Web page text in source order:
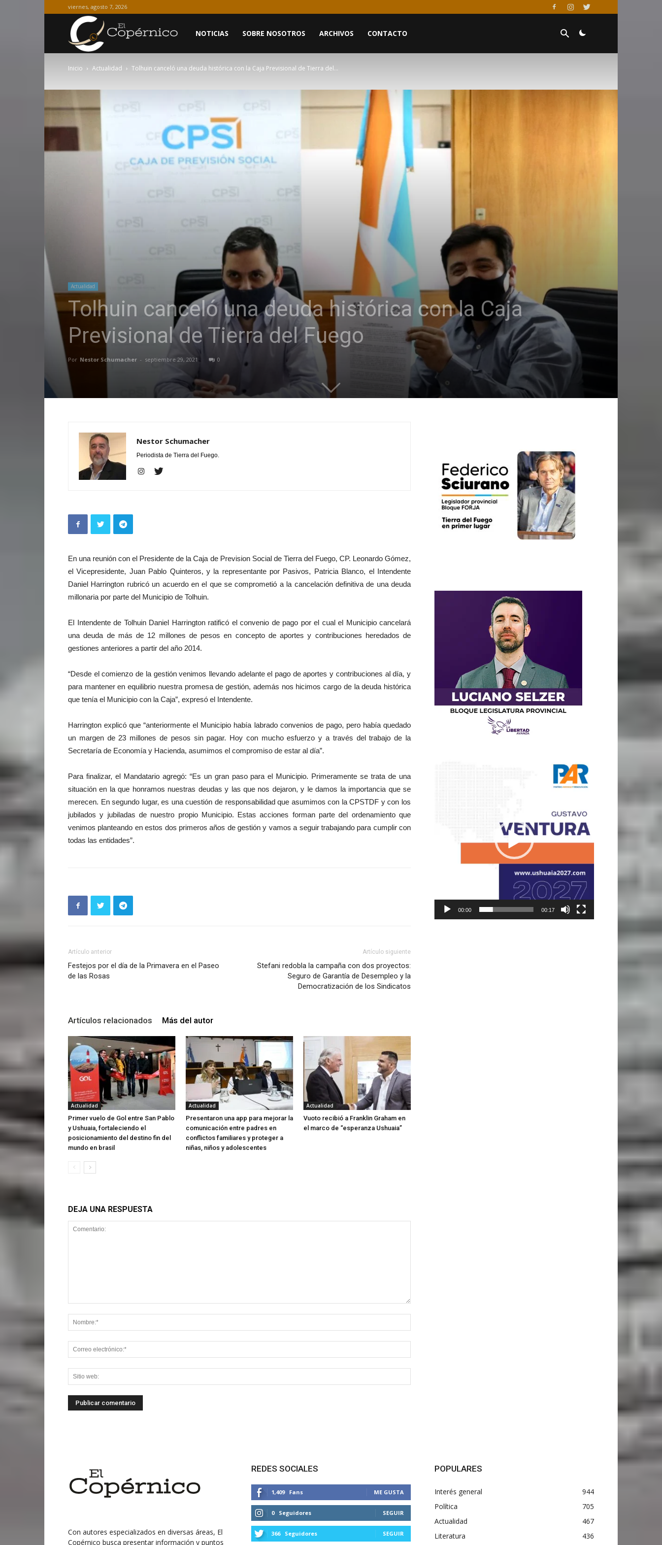
viernes, agosto 7, 2026
Copérnico
NOTICIAS SOBRE NOSOTROS ARCHIVOS CONTACTO
Inicio Actualidad Tolhuin canceló una deuda histórica con la Caja Previsional de Tierra del...
Actualidad
Tolhuin canceló una deuda histórica con la Caja
Previsional de Tierra del Fuego
Por Nestor Schumacher - septiembre 29, 2021 0
Nestor Schumacher
Periodista de Tierra del Fuego.
En una reunión con el Presidente de la Caja de Prevision Social de Tierra del Fuego, CP. Leonardo Gómez,
el Vicepresidente, Juan Pablo Quinteros, y la representante por Pasivos, Patricia Blanco, el Intendente
Daniel Harrington rubricó un acuerdo en el que se comprometió a la cancelación definitiva de una deuda
millonaria por parte del Municipio de Tolhuin.
El Intendente de Tolhuin Daniel Harrington ratificó el convenio de pago por el cual el Municipio cancelará
una deuda de más de 12 millones de pesos en concepto de aportes y contribuciones heredados de
gestiones anteriores a partir del año 2014.
“Desde el comienzo de la gestión venimos llevando adelante el pago de aportes y contribuciones al día, y
para mantener en equilibrio nuestra promesa de gestión, además nos hicimos cargo de la deuda histórica
que tenía el Municipio con la Caja”, expresó el Intendente.
Harrington explicó que “anteriormente el Municipio había labrado convenios de pago, pero había quedado
un margen de 23 millones de pesos sin pagar. Hoy con mucho esfuerzo y a través del trabajo de la
Secretaría de Economía y Hacienda, asumimos el compromiso de estar al día”.
Para finalizar, el Mandatario agregó: “Es un gran paso para el Municipio. Primeramente se trata de una
situación en la que honramos nuestras deudas y las que nos dejaron, y le damos la importancia que se
merecen. En segundo lugar, es una cuestión de responsabilidad que asumimos con la CPSTDF y con los
jubilados y jubiladas de nuestro propio Municipio. Estas acciones forman parte del ordenamiento que
venimos planteando en estos dos primeros años de gestión y vamos a seguir trabajando para cumplir con
todas las entidades”.
Artículo anterior
Festejos por el día de la Primavera en el Paseo
de las Rosas
Artículo siguiente
Stefani redobla la campaña con dos proyectos:
Seguro de Garantía de Desempleo y la
Democratización de los Sindicatos
Artículos relacionados Más del autor
Actualidad
Primer vuelo de Gol entre San Pablo
y Ushuaia, fortaleciendo el
posicionamiento del destino fin del
mundo en brasil
Actualidad
Presentaron una app para mejorar la
comunicación entre padres en
conflictos familiares y proteger a
niñas, niños y adolescentes
Actualidad
Vuoto recibió a Franklin Graham en
el marco de “esperanza Ushuaia”
DEJA UNA RESPUESTA
00:00 00:17
Con autores especializados en diversas áreas, El
Copérnico busca presentar información y puntos
REDES SOCIALES
1,409 Fans ME GUSTA
0 Seguidores SEGUIR
366 Seguidores SEGUIR
POPULARES
Interés general
944
Política
705
Actualidad
467
Literatura
436